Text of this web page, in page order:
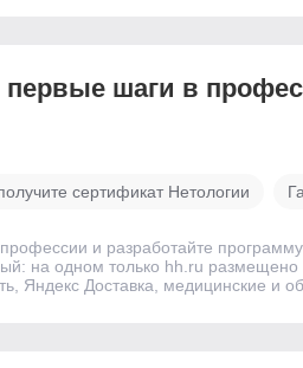
первые шаги в
сертификат Нетологии
и разработайте
на одном только hh.ru
Яндекс Доставка, медицинские и